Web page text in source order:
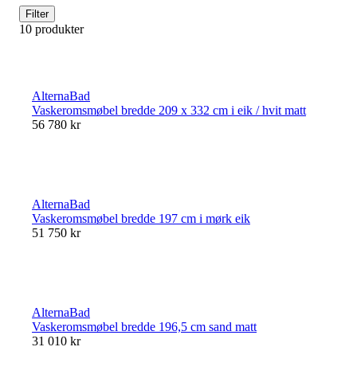
Filter
10 produkter
AlternaBad
Vaskeromsmøbel bredde 209 x 332 cm i eik / hvit matt
56 780 kr
AlternaBad
Vaskeromsmøbel bredde 197 cm i mørk eik
51 750 kr
AlternaBad
Vaskeromsmøbel bredde 196,5 cm sand matt
31 010 kr